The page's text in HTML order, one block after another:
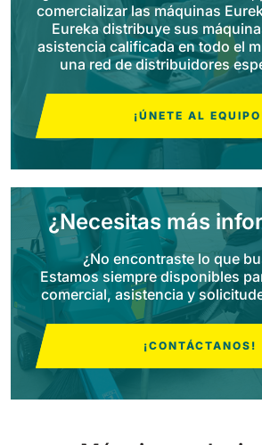
E81
810 mm 3645
Fregadora con operador a bordo
Ver todas
E65
650 mm 3900
E75
760 mm 4560
830 mm 4980
1570 mm 18840
Bull 200
2100 mm 29400
comercializar las máquinas
Eureka distribuye sus
asistencia calificada en todo el
una red de distribuidores
¡ÚNETE AL
¿Necesitas más
¿No encontraste lo que
Estamos siempre disponibles
comercial, asistencia y
¡CONTÁCTANOS!